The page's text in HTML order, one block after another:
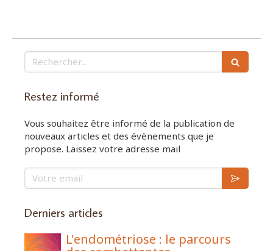
Rechercher
Restez informé
Vous souhaitez être informé de la publication de
nouveaux articles et des évènements que je
propose. Laissez votre adresse mail
Votre email
Derniers articles
L'endométriose : le parcours